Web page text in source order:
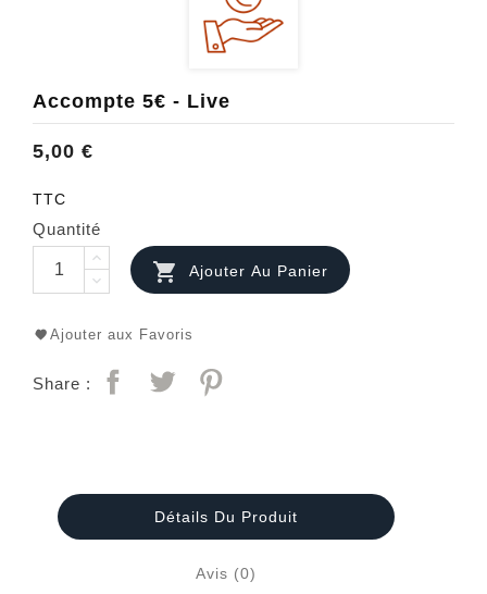
Accompte 5€ - Live
5,00 €
TTC
Quantité
 Ajouter Au Panier
Ajouter aux Favoris
Share :
Détails Du Produit
Avis (0)